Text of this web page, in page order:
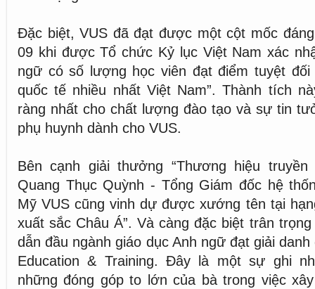
Đặc biệt, VUS đã đạt được một cột mốc
09 khi được Tổ chức Kỷ lục Việt Nam xác
ngữ có số lượng học viên đạt điểm tuyệt
quốc tế nhiều nhất Việt Nam”. Thành tích
ràng nhất cho chất lượng đào tạo và sự tin
phụ huynh dành cho VUS.
Bên cạnh giải thưởng “Thương hiệu
Quang Thục Quỳnh - Tổng Giám đốc hệ
Mỹ VUS cũng vinh dự được xướng tên tại
xuất sắc Châu Á”. Và càng đặc biệt trân
dẫn đầu ngành giáo dục Anh ngữ đạt giải
Education & Training. Đây là một sự ghi
những đóng góp to lớn của bà trong việc